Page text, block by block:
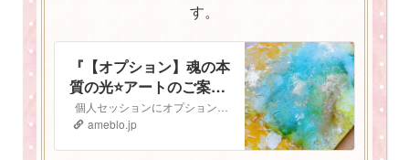
す。
『【オプション】魂の本
質の光⭐️アートのご案
内』
ameblo.jp